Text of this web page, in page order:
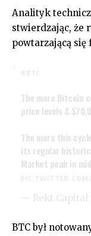
Analityk
stwierdzając, że
powtarzającą się
#BTC
The more Bitcoin
price levels &
The more this
its regular
Market peak in
— Rekt
BTC był